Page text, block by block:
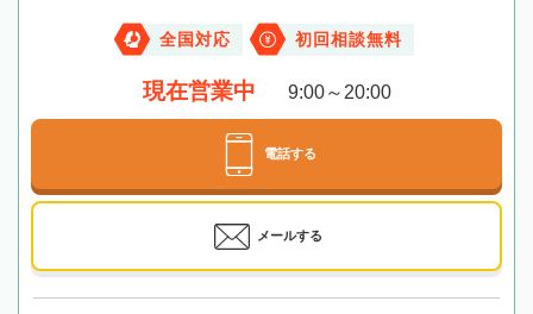
全国対応 初回相談無料
現在営業中 9:00～20:00
電話する
メールする